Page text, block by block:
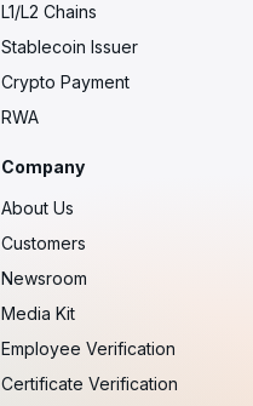
L1/L2 Chains
Stablecoin Issuer
Crypto Payment
RWA
Company
About Us
Customers
Newsroom
Media Kit
Employee Verification
Certificate Verification